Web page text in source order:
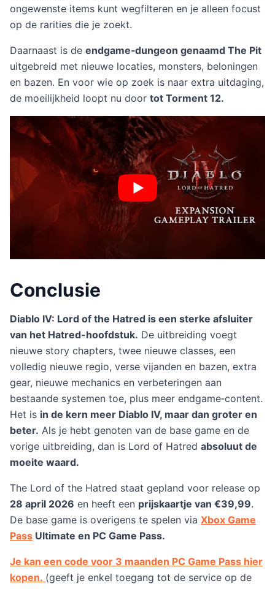
ongewenste items kunt wegfilteren en je alleen focust
op de rarities die je zoekt.
Daarnaast is de endgame‑dungeon genaamd The Pit
uitgebreid met nieuwe locaties, monsters, beloningen
en bazen. En voor wie op zoek is naar extra uitdaging,
de moeilijkheid loopt nu door tot Torment 12.
Conclusie
Diablo IV: Lord of the Hatred is een sterke afsluiter
van het Hatred-hoofdstuk. De uitbreiding voegt
nieuwe story chapters, twee nieuwe classes, een
volledig nieuwe regio, verse vijanden en bazen, extra
gear, nieuwe mechanics en verbeteringen aan
bestaande systemen toe, plus meer endgame‑content.
Het is in de kern meer Diablo IV, maar dan groter en
beter. Als je hebt genoten van de base game en de
vorige uitbreiding, dan is Lord of Hatred absoluut de
moeite waard.
The Lord of the Hatred staat gepland voor release op
28 april 2026 en heeft een prijskaartje van €39,99.
De base game is overigens te spelen via Xbox Game
Pass Ultimate en PC Game Pass.
Je kan een code voor 3 maanden PC Game Pass hier
kopen. (geeft je enkel toegang tot de service op de